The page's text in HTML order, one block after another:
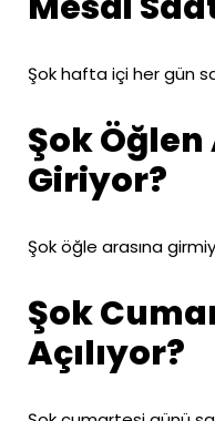
Şok hafta içi her gün
Şok
Giriyor?
Şok öğle arasına
Şok
Açılıyor?